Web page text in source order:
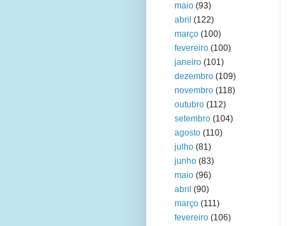
maio (93)
abril (122)
março (100)
fevereiro (100)
janeiro (101)
dezembro (109)
novembro (118)
outubro (112)
setembro (104)
agosto (110)
julho (81)
junho (83)
maio (96)
abril (90)
março (111)
fevereiro (106)